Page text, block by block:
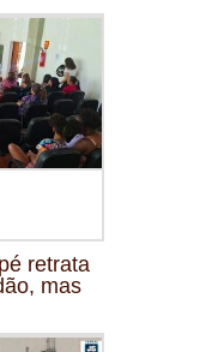
retrata
mas